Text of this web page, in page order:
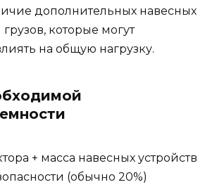
дополнительных навесных
которые могут
на общую нагрузку.
+ масса навесных устройств
(обычно 20%)